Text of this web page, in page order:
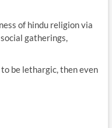
of hindu religion via
gatherings,
be lethargic, then even